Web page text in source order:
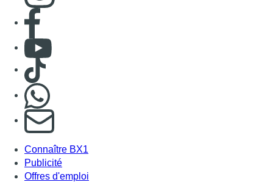
Consulter page Facebook
Consulter Youtube
Consulter TikTok
S'abonner à notre newsletter
Connaître BX1
Publicité
Offres d'emploi